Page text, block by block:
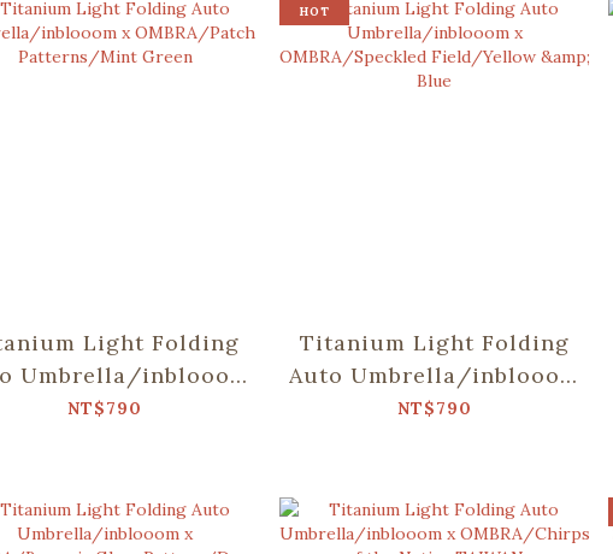
Light Folding
Umbrella/inblooom
x OMBRA/Patch
NT$790
HOT
Titanium Light Folding
Auto Umbrella/inblooom
x OMBRA/Speckled
NT$790